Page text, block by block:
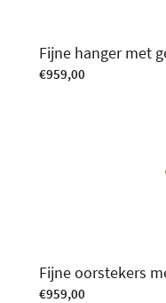
Fijne hanger met
€959,00
Fijne oorstekers
€959,00